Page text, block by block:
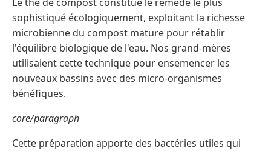
sophistiqué écologiquement, exploitant la richesse
microbienne du compost mature pour rétablir
l'équilibre biologique de l'eau. Nos grand-mères
utilisaient cette technique pour ensemencer les
nouveaux bassins avec des micro-organismes
bénéfiques.
core/paragraph
Cette préparation apporte des bactéries utiles qui